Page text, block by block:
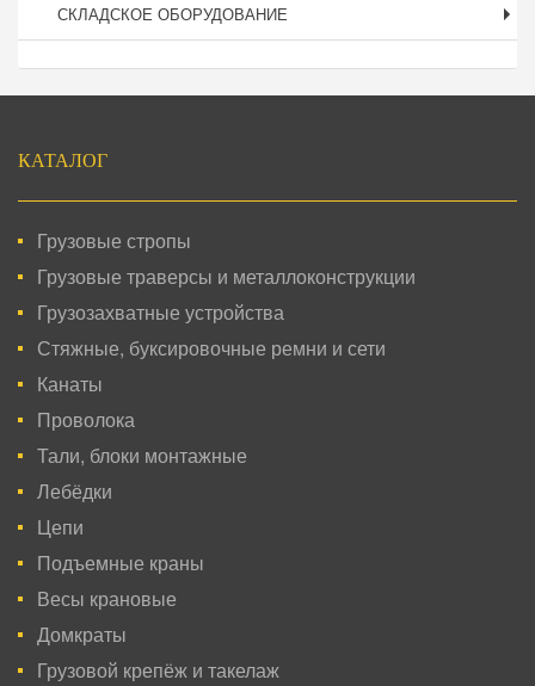
СКЛАДСКОЕ ОБОРУДОВАНИЕ
КАТАЛОГ
Грузовые стропы
Грузовые траверсы и металлоконструкции
Грузозахватные устройства
Стяжные, буксировочные ремни и сети
Канаты
Проволока
Тали, блоки монтажные
Лебёдки
Цепи
Подъемные краны
Весы крановые
Домкраты
Грузовой крепёж и такелаж